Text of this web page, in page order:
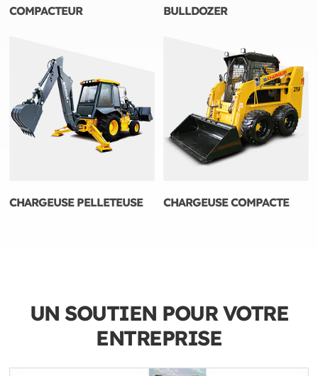
COMPACTEUR BULLDOZER
CHARGEUSE PELLETEUSE CHARGEUSE COMPACTE
UN SOUTIEN POUR VOTRE
ENTREPRISE